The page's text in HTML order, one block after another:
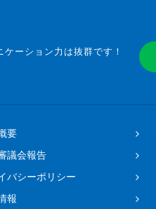
ーション力は抜群です！
要
議会報告
バシーポリシー
報